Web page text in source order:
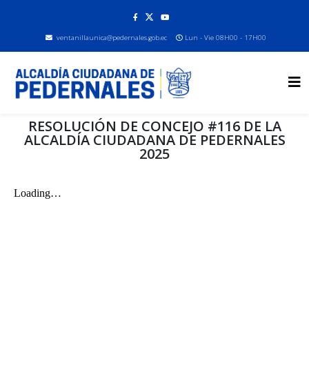
ventanillaunica@pedernales.gob.ec Lun - Vie 08H00 - 17H00
RESOLUCIÓN DE CONCEJO #116 DE LA
ALCALDÍA CIUDADANA DE PEDERNALES
2025